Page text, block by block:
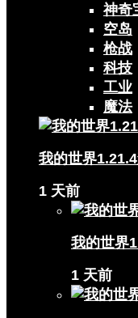
神奇
空岛
枪战
科技
工业
魔法
我的世界
1 天前
我的世界
1 天前